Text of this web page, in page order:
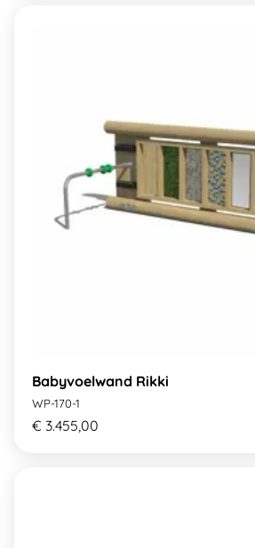
Babyvoelwand Rikki
WP-170-1
€ 3.455,00